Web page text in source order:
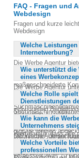
FAQ - Fragen und
Webdesign
Fragen und kurze
Webdesign
Welche
Internetwerbung?
Die Werbe Agentur
Internetwerbung,
der Umsetzung von
maßgeschneiderte
Unternehmen, um
vermarkten. Dabei
Webseiten zu
Programmierung von
und Wordpress.
technischer
Präsenz ihrer Kunden.
Wie unterstützt die
eines
Die Werbe Agentur
umfassenden
Realisierung. Sie
individuellen
Anschließend plant
maßgeschneidertes
digitale Medien
kompetent, um die
Durch die
sorgt die Agentur für
Welche Rolle
Dienstleistungen
Dienstleistungen der
Online-Sichtbarkeit
Wert darauf, dass alle
wird die Auffindbarkeit
verbessert, was zu
Wie kann die
Unternehmens
Die Werbe Agentur
Unternehmens durch
Medien steigern. Sie
Welche Vorteile
professionellen